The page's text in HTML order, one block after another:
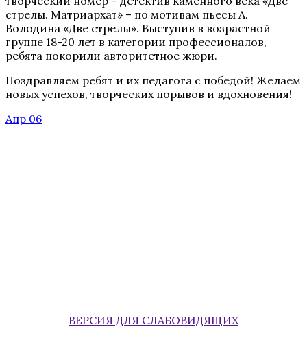
стрелы. Матриархат» – по мотивам пьесы А.
Володина «Две стрелы». Выступив в возрастной
группе 18-20 лет в категории профессионалов,
ребята покорили авторитетное жюри.
Поздравляем ребят и их педагога с победой! Желаем
новых успехов, творческих порывов и вдохновения!
Апр 06
ВЕРСИЯ ДЛЯ СЛАБОВИДЯЩИХ